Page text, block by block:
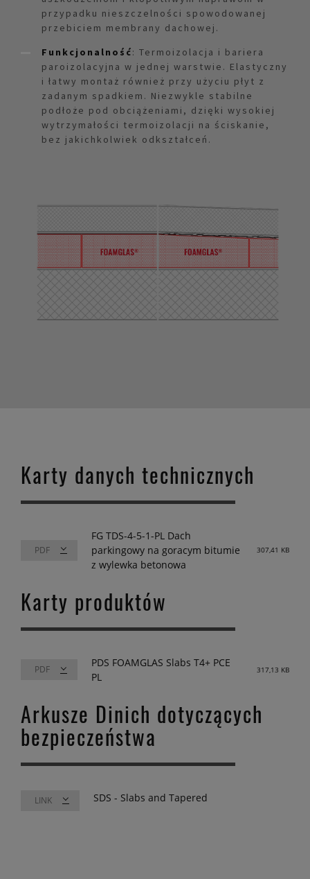
przypadku nieszczelności spowodowanej
przebiciem membrany dachowej.
Funkcjonalność: Termoizolacja i bariera
paroizolacyjna w jednej warstwie. Elastyczny
i łatwy montaż również przy użyciu płyt z
zadanym spadkiem. Niezwykle stabilne
podłoże pod obciążeniami, dzięki wysokiej
wytrzymałości termoizolacji na ściskanie,
bez jakichkolwiek odkształceń.
Karty danych technicznych
FG TDS-4-5-1-PL Dach
parkingowy na goracym bitumie
z wylewka betonowa
307,41 KB
Karty produktów
PDS FOAMGLAS Slabs T4+ PCE
PL
317,13 KB
Arkusze Dinich dotyczących
bezpieczeństwa
LINK SDS - Slabs and Tapered